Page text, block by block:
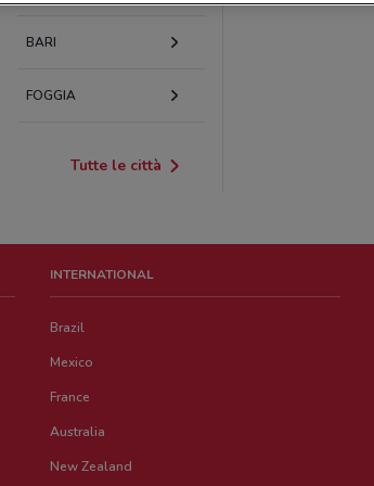
BARI
FOGGIA
Tutte le città
INTERNATIONAL
Brazil
Mexico
France
Australia
New Zealand